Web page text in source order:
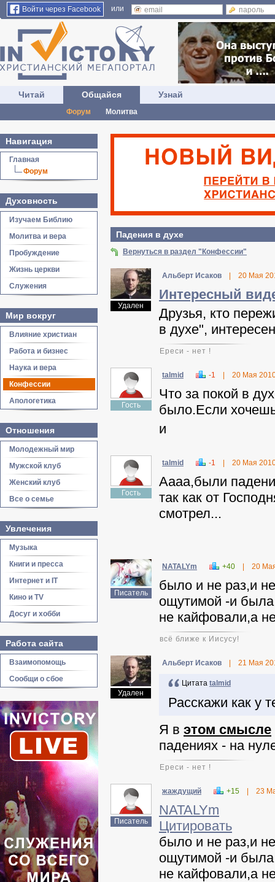
Войти через Facebook или
Читай Общайся
Форум Молитва
Узнай
Навигация
Главная
Форум
Духовность
Изучаем Библию
Молитва и вера
Пробуждение
Жизнь церкви
Служения
Мир вокруг
Влияние христиан
Работа и бизнес
Наука и вера
Конфессии
Апологетика
Отношения
Молодежный мир
Мужской клуб
Женский клуб
Все о семье
Увлечения
Музыка
Книги и пресса
Интернет и IT
Кино и TV
Досуг и хобби
Работа сайта
Взаимопомощь
Сообщи о сбое
Падения в духе
Вернуться в раздел "Конфессии"
Удален
Альберт Исаков 20 Мая
Интересный
Друзья, кто
в духе",
Ереси - нет !
Гость
talmid -1 20 Мая
Что за покой в
было.Если
и
Гость
talmid -1 20 Мая
Аааа,были
так как от
смотрел...
Писатель
NATALYm +40 20
было и не раз,и
ощутимой -и была
не кайфовали,а
всё ближе к Иисусу!
Удален
Альберт Исаков 21 Мая
Цитата talmid
Расскажи как у
Я в этом смысле
падениях - на
Ереси - нет !
Писатель
жаждущий +15 23
NATALYm
Цитировать
было и не раз,и
ощутимой -и была
не кайфовали,а